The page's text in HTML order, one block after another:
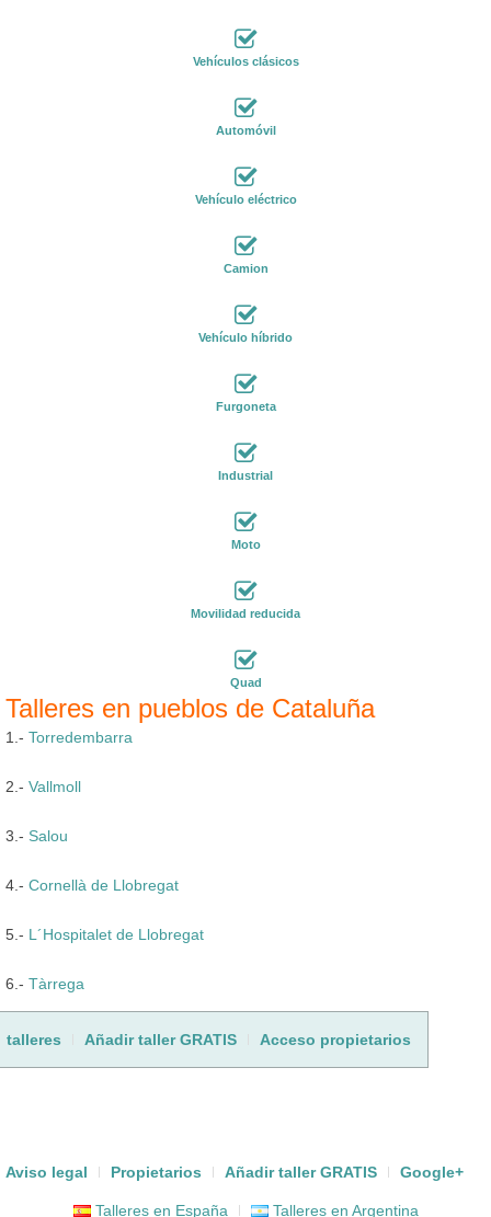
Vehículos clásicos
Automóvil
Vehículo eléctrico
Camion
Vehículo híbrido
Furgoneta
Industrial
Moto
Movilidad reducida
Quad
Talleres en pueblos de Cataluña
1.- Torredembarra
2.- Vallmoll
3.- Salou
4.- Cornellà de Llobregat
5.- L´Hospitalet de Llobregat
6.- Tàrrega
talleres Añadir taller GRATIS Acceso propietarios
Aviso legal Propietarios Añadir taller GRATIS Google+
Talleres en España Talleres en Argentina